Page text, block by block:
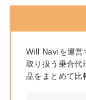
Will Naviを運営
取り扱う乗合代
品をまとめて比